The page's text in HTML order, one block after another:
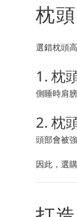
枕
選錯枕頭
1. 枕
側睡時肩
2. 枕
頭部會被
因此，選